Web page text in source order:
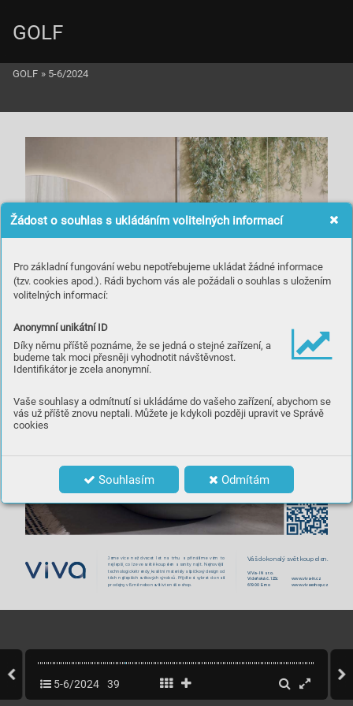
Žádost o souhlas s ukládáním volitelných informací
Pro základní fungování webu nepotřebujeme ukládat žádné informace
(tzv. cookies apod.). Rádi bychom vás ale požádali o souhlas s uložením
volitelných informací:
Anonymní unikátní ID
Díky němu příště poznáme, že se jedná o stejné zařízení, a
budeme tak moci přesněji vyhodnotit návštěvnost.
Identifikátor je zcela anonymní.
Vaše souhlasy a odmítnutí si ukládáme do vašeho zařízení, abychom se
vás už příště znovu neptali. Můžete je kdykoli později upravit ve Správě
cookies
Souhlasím Odmítám
Váš dokonalý svět koupelen.
ViVa - IN s.r.o.
Vídeňská č. 125c
619 00 Brno
www.viva-in.cz
www.vivaeshop.cz
Jsme více než dvacet let na trhu a přinášíme vám to
nejlepší, co lze ve světě koupelen a sanity najít. Nejnovější
technologické trendy, kvalitní materiály a špičkový design od
těch nejlepších světových výrobců. Přijďte si vybrat do naší
prodejny v Brně nebo navštivte náš e-shop.
GOLF
GOLF » 5-6/2024
5-6/2024 39